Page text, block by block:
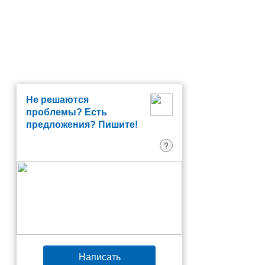
Не решаются
проблемы? Есть
предложения? Пишите!
?
Написать